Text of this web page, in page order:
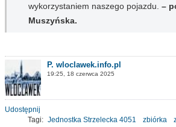
wykorzystaniem naszego pojazdu. –
Muszyńska.
P. wloclawek.info.pl
19:25, 18 czerwca 2025
Udostępnij
Tagi: Jednostka Strzelecka 4051 zbiórka